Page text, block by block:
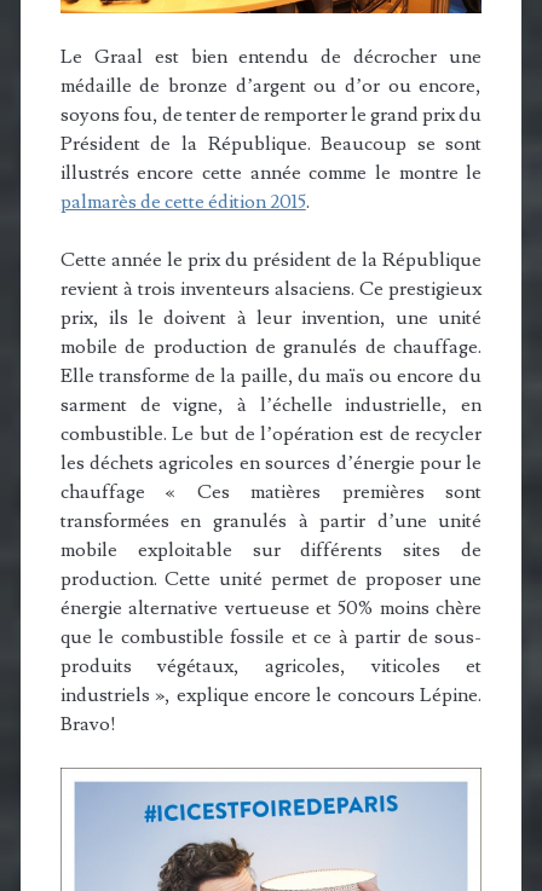
Le Graal est bien entendu de décrocher une
médaille de bronze d’argent ou d’or ou encore,
soyons fou, de tenter de remporter le grand prix du
Président de la République. Beaucoup se sont
illustrés encore cette année comme le montre le
palmarès de cette édition 2015.
Cette année le prix du président de la République
revient à trois inventeurs alsaciens. Ce prestigieux
prix, ils le doivent à leur invention, une unité
mobile de production de granulés de chauffage.
Elle transforme de la paille, du maïs ou encore du
sarment de vigne, à l’échelle industrielle, en
combustible. Le but de l’opération est de recycler
les déchets agricoles en sources d’énergie pour le
chauffage « Ces matières premières sont
transformées en granulés à partir d’une unité
mobile exploitable sur différents sites de
production. Cette unité permet de proposer une
énergie alternative vertueuse et 50% moins chère
que le combustible fossile et ce à partir de sous-
produits végétaux, agricoles, viticoles et
industriels », explique encore le concours Lépine.
Bravo!